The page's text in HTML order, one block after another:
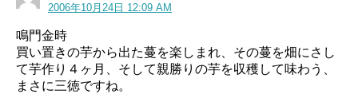
2006年10月24日 12:09 AM
鳴門金時
買い置きの芋から出た蔓を楽しまれ、その蔓を畑にさし
て芋作り４ヶ月、そして親勝りの芋を収穫して味わう、
まさに三徳ですね。